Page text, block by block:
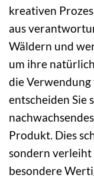
kreativen
aus
Wäldern und
um ihre
die
entscheiden Sie
Produkt. Dies
sondern
besondere